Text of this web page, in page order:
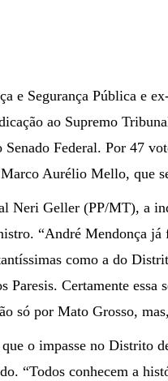
e Segurança Pública e
ao Supremo
Senado Federal. Por 47
Aurélio Mello, que
Neri Geller (PP/MT), a
“André Mendonça já
como a do
Paresis. Certamente
só por Mato Grosso,
o impasse no Distrito
“Todos conhecem a